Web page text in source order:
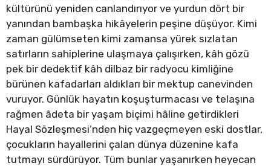
kültürünü yeniden canlandırıyor ve yurdun dört bir
yanından bambaşka hikâyelerin peşine düşüyor. Kimi
zaman gülümseten kimi zamansa yürek sızlatan
satırların sahiplerine ulaşmaya çalışırken, kâh gözü
pek bir dedektif kâh dilbaz bir radyocu kimliğine
bürünen kafadarları aldıkları bir mektup canevinden
vuruyor. Günlük hayatın koşuşturmacası ve telaşına
rağmen âdeta bir yaşam biçimi hâline getirdikleri
Hayal Sözleşmesi’nden hiç vazgeçmeyen eski dostlar,
çocukların hayallerini çalan dünya düzenine kafa
tutmayı sürdürüyor. Tüm bunlar yaşanırken heyecan